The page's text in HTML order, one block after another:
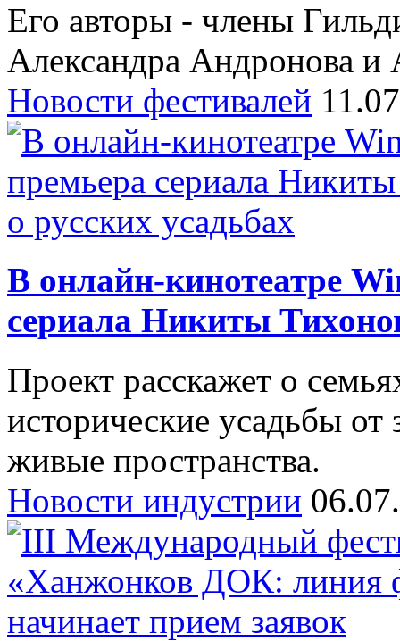
Его авторы - члены
Александра Андронова и
Новости фестивалей
В онлайн-кинотеатре
сериала Никиты
Проект расскажет о
исторические усадьбы
живые пространства.
Новости индустрии